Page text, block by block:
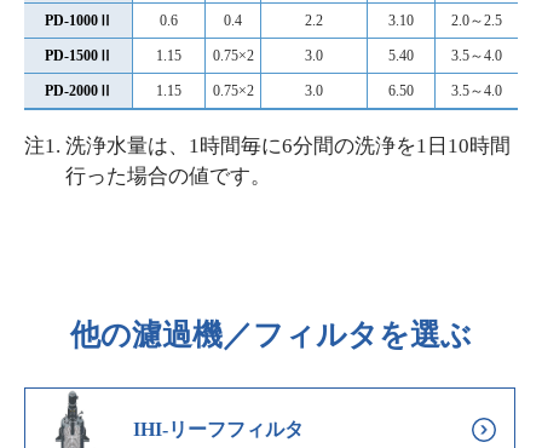
PD-1000Ⅱ 0.6 0.4 2.2 3.10 2.0～2.5
PD-1500Ⅱ 1.15 0.75×2 3.0 5.40 3.5～4.0
PD-2000Ⅱ 1.15 0.75×2 3.0 6.50 3.5～4.0
注1. 洗浄水量は、1時間毎に6分間の洗浄を1日10時間
行った場合の値です。
他の濾過機／フィルタを選ぶ
IHI-リーフフィルタ